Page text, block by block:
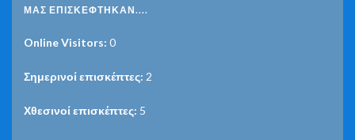
ΜΑΣ ΕΠΙΣΚΈΦΤΗΚΑΝ....
Online Visitors: 0
Σημερινοί επισκέπτες: 2
Χθεσινοί επισκέπτες: 5